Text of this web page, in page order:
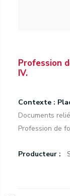
Profession
IV.
Contexte :
Documents
Profession de
Producteur :